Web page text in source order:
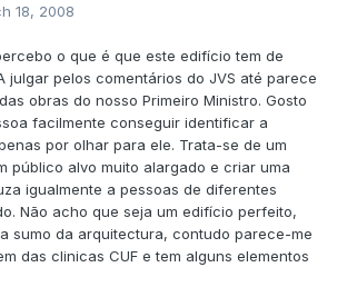
18, 2008
o que é que este edifício tem de
julgar pelos comentários do JVS até parece
obras do nosso Primeiro Ministro. Gosto
facilmente conseguir identificar a
por olhar para ele. Trata-se de um
público alvo muito alargado e criar uma
igualmente a pessoas de diferentes
Não acho que seja um edifício perfeito,
sumo da arquitectura, contudo parece-me
das clinicas CUF e tem alguns elementos